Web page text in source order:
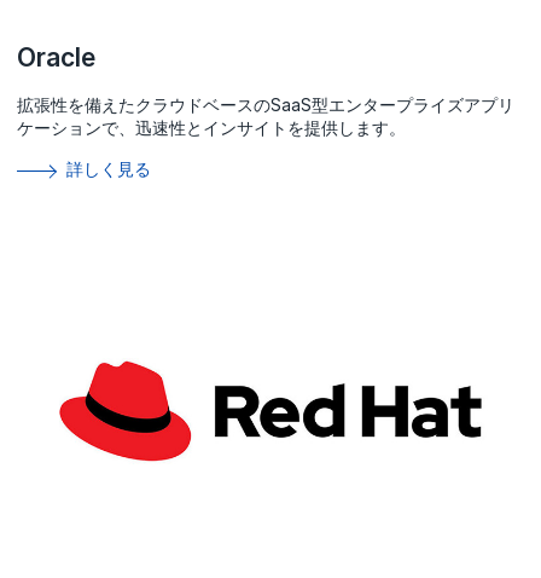
Oracle
拡張性を備えたクラウドベースのSaaS型エンタープライズアプリ
ケーションで、迅速性とインサイトを提供します。
詳しく見る